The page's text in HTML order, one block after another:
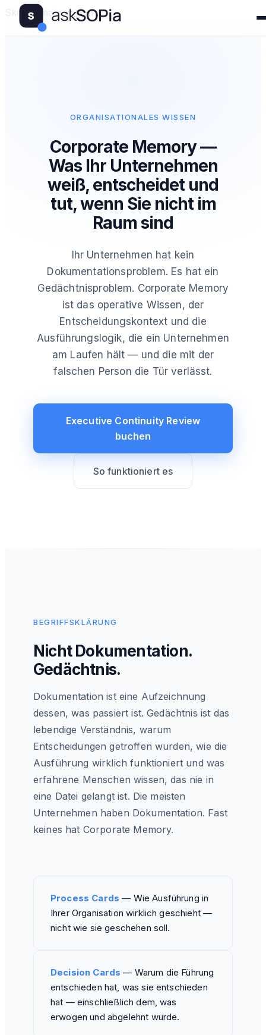
Skip to main content
ORGANISATIONALES WISSEN
Corporate Memory —
Was Ihr Unternehmen
weiß, entscheidet und
tut, wenn Sie nicht im
Raum sind
Ihr Unternehmen hat kein
Dokumentationsproblem. Es hat ein
Gedächtnisproblem. Corporate Memory
ist das operative Wissen, der
Entscheidungskontext und die
Ausführungslogik, die ein Unternehmen
am Laufen hält — und die mit der
falschen Person die Tür verlässt.
Executive Continuity Review
buchen
So funktioniert es
BEGRIFFSKLÄRUNG
Nicht Dokumentation.
Gedächtnis.
Dokumentation ist eine Aufzeichnung
dessen, was passiert ist. Gedächtnis ist das
lebendige Verständnis, warum
Entscheidungen getroffen wurden, wie die
Ausführung wirklich funktioniert und was
erfahrene Menschen wissen, das nie in
eine Datei gelangt ist. Die meisten
Unternehmen haben Dokumentation. Fast
keines hat Corporate Memory.
Process Cards — Wie Ausführung in
Ihrer Organisation wirklich geschieht —
nicht wie sie geschehen soll.
Decision Cards — Warum die Führung
entschieden hat, was sie entschieden
hat — einschließlich dem, was
erwogen und abgelehnt wurde.